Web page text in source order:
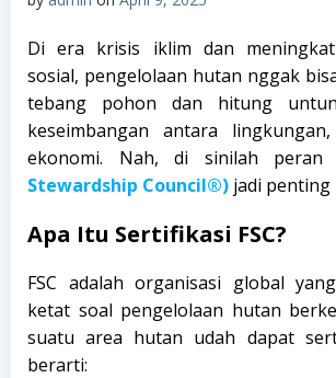
Di era krisis iklim dan
sosial, pengelolaan hutan nggak
tebang pohon dan hitung
keseimbangan antara
ekonomi. Nah, di sinilah peran
Stewardship Council®) jadi penting
Apa Itu Sertifikasi FSC?
FSC adalah organisasi global
ketat soal pengelolaan hutan
suatu area hutan udah dapat
berarti: